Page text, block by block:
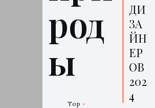
род
ы
Top
ДИ
ЗА
ЙН
ЕР
ОВ
202
4